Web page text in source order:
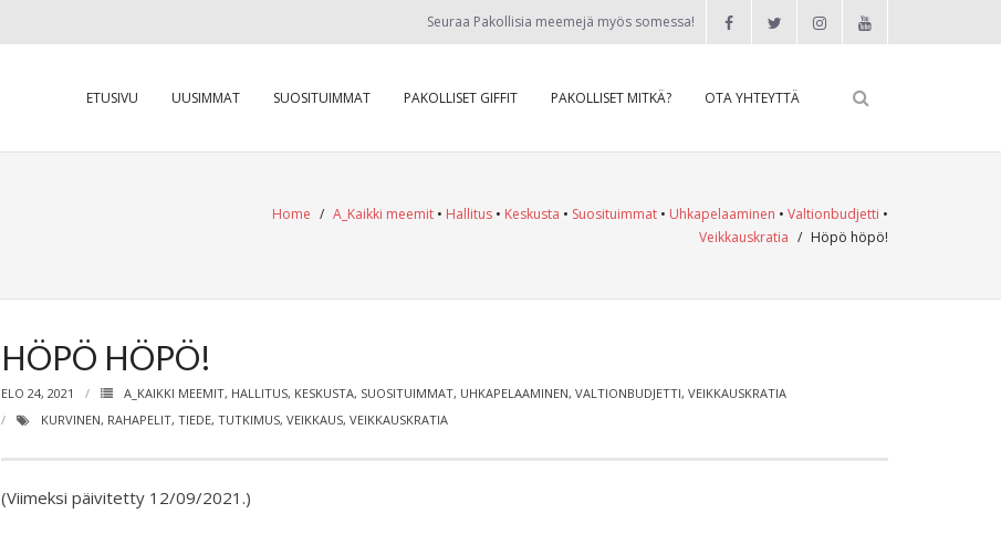
Seuraa Pakollisia meemejä myös somessa!
ETUSIVU UUSIMMAT SUOSITUIMMAT PAKOLLISET GIFFIT PAKOLLISET MITKÄ? OTA YHTEYTTÄ
Home / A_Kaikki meemit • Hallitus • Keskusta • Suosituimmat • Uhkapelaaminen • Valtionbudjetti •
Veikkauskratia / Höpö höpö!
HÖPÖ HÖPÖ!
ELO 24, 2021 A_KAIKKI MEEMIT, HALLITUS, KESKUSTA, SUOSITUIMMAT, UHKAPELAAMINEN, VALTIONBUDJETTI, VEIKKAUSKRATIA
KURVINEN, RAHAPELIT, TIEDE, TUTKIMUS, VEIKKAUS, VEIKKAUSKRATIA
(Viimeksi päivitetty 12/09/2021.)